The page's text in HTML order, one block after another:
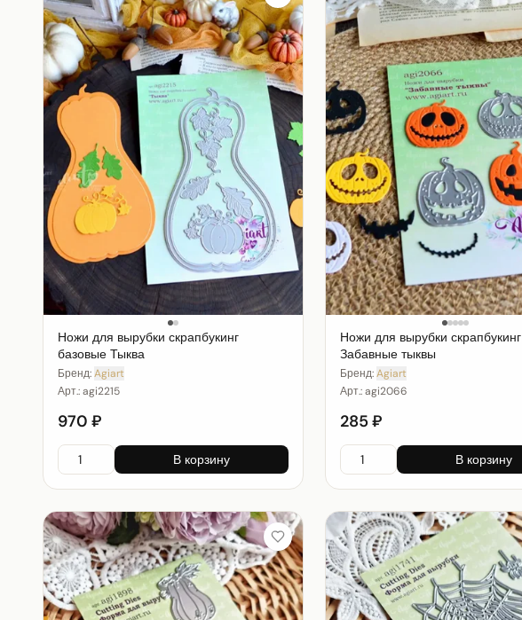
Ножи для вырубки скрапбукинг
базовые Тыква
Бренд:Agiart
Арт.:agi2215
970 ₽
В корзину
Ножи для вырубки скрапбукинг
Забавные тыквы
Бренд:Agiart
Арт.:agi2066
285 ₽
В корзину